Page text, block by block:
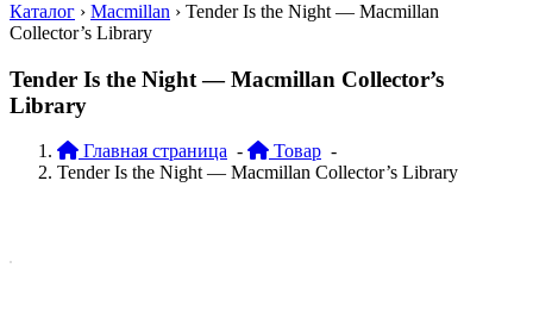
Каталог › Macmillan › Tender Is the Night — Macmillan
Collector’s Library
Tender Is the Night — Macmillan Collector’s
Library
Главная страница - Товар -
Tender Is the Night — Macmillan Collector’s Library